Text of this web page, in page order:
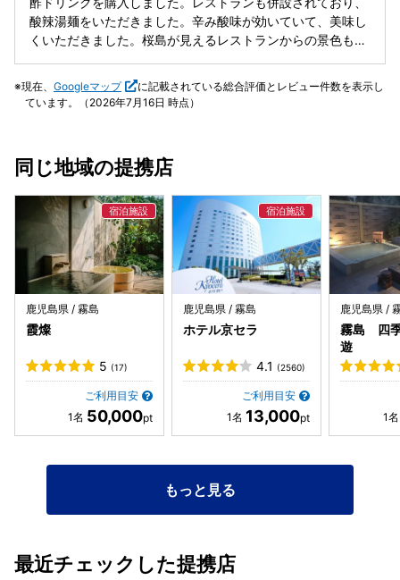
しのテーブルで小籠包をいただきました。 ショップ、レスト
ランのスタッフさんもみんな感じが良く、施設も美しく清潔
に保たれていました。
酸辣湯麺をいただきました。辛み酸味が効いていて、美味し
くいただきました。桜島が見えるレストランからの景色も絶
現在、 Googleマップ
に記載されている総合評価とレビュー件数を表示し
ています。（2026年7月16日 時点）
同じ地域の提携店
鹿児島県 / 霧島
霞燦
5 (17)
ご利用目安
50,000
鹿児島県 / 霧島
ホテル京セラ
4.1 (2560)
ご利用目安
13,000
鹿児島県 /
霧島 四
遊
もっと見る
最近チェックした提携店